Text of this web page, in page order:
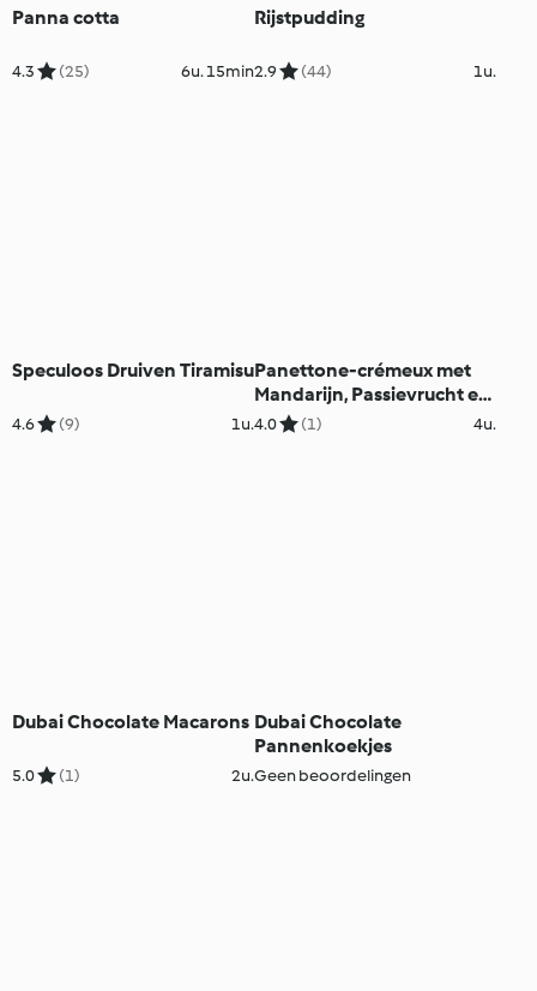
Panna cotta
4.3 (25) 6u. 15min
Rijstpudding
2.9 (44) 1u.
Speculoos Druiven Tiramisu
4.6 (9) 1u.
Panettone-crémeux met
Mandarijn, Passievrucht en
Kokosmousse
4.0 (1) 4u.
Dubai Chocolate Macarons
5.0 (1) 2u.
Dubai Chocolate
Pannenkoekjes
Geen beoordelingen